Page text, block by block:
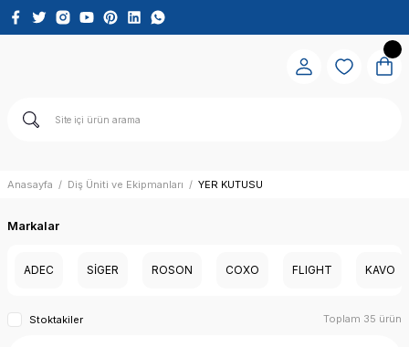
Anasayfa Diş Üniti ve Ekipmanları YER KUTUSU
Markalar
ADEC SİGER ROSON COXO FLIGHT KAVO
Stoktakiler Toplam 35 ürün